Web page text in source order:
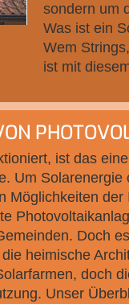
sondern um
Was ist ein
Wem
ist mit
ist das
Um Solarenergie
Möglichkeiten
Doch
heimische
doch
Unser